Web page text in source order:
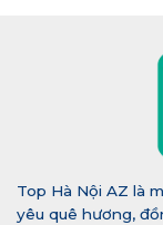
Top Hà Nội AZ là
yêu quê hương,